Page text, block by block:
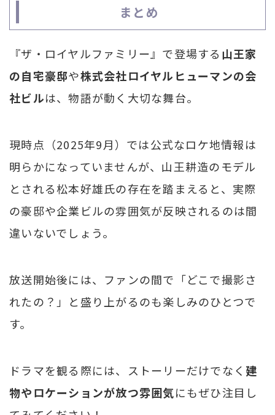
まとめ
『ザ・ロイヤルファミリー』で登場する 山王家
の自宅豪邸や株式会社ロイヤルヒューマンの会
社ビルは、物語が動く大切な舞台。
現時点（2025年9月）では公式なロケ地情報は
明らかになっていませんが、山王耕造のモデル
とされる松本好雄氏の存在を踏まえると、実際
の豪邸や企業ビルの雰囲気が反映されるのは間
違いないでしょう。
放送開始後には、ファンの間で「どこで撮影さ
れたの？」と盛り上がるのも楽しみのひとつで
す。
ドラマを観る際には、ストーリーだけでなく 建
物やロケーションが放つ雰囲気にもぜひ注目し